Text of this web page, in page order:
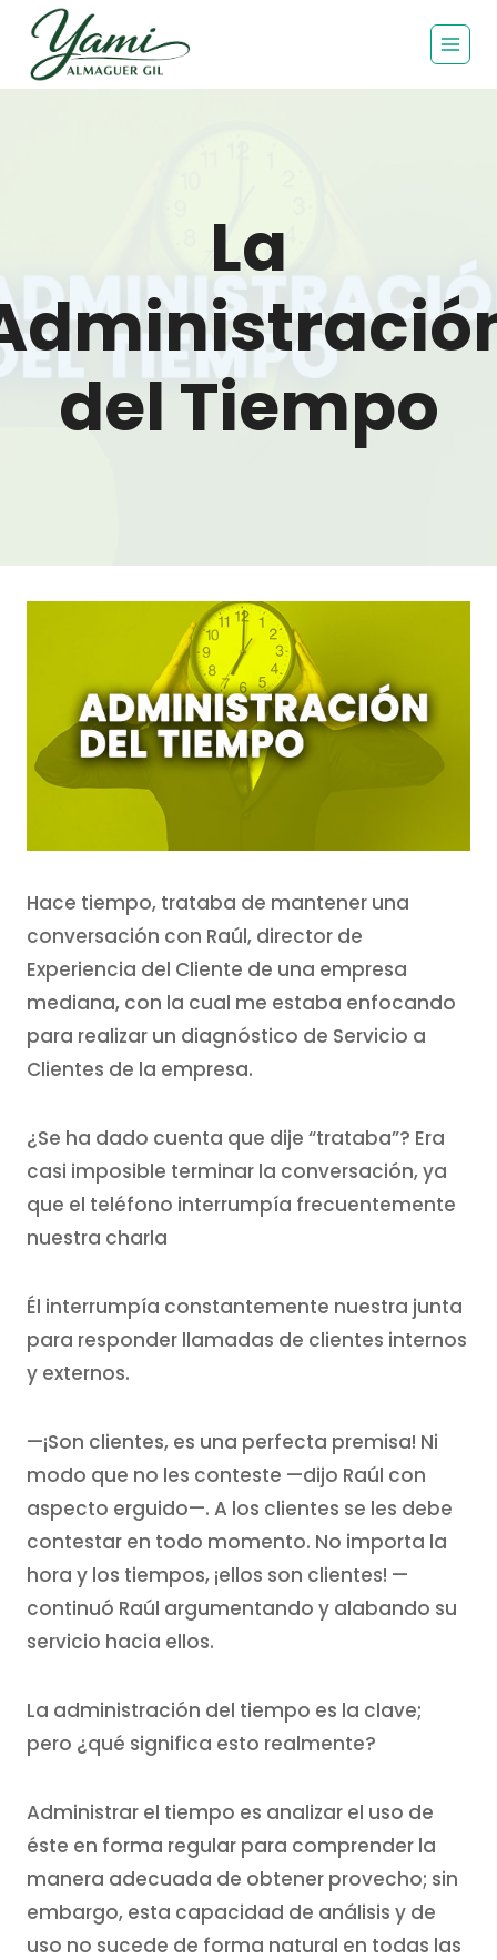
La
del Tiempo
Hace tiempo, trataba de mantener una
conversación con Raúl, director de
Experiencia del Cliente de una empresa
mediana, con la cual me estaba enfocando
para realizar un diagnóstico de Servicio a
Clientes de la empresa.
¿Se ha dado cuenta que dije “trataba”? Era
casi imposible terminar la conversación, ya
que el teléfono interrumpía frecuentemente
nuestra charla
Él interrumpía constantemente nuestra junta
para responder llamadas de clientes internos
y externos.
—¡Son clientes, es una perfecta premisa! Ni
modo que no les conteste —dijo Raúl con
aspecto erguido—. A los clientes se les debe
contestar en todo momento. No importa la
hora y los tiempos, ¡ellos son clientes! —
continuó Raúl argumentando y alabando su
servicio hacia ellos.
La administración del tiempo es la clave;
pero ¿qué significa esto realmente?
Administrar el tiempo es analizar el uso de
éste en forma regular para comprender la
manera adecuada de obtener provecho; sin
embargo, esta capacidad de análisis y de
uso no sucede de forma natural en todas las